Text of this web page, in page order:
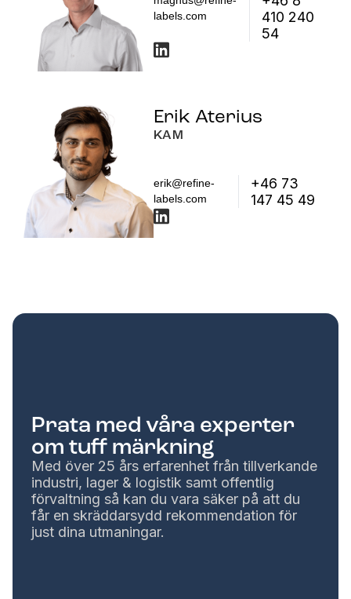
labels.com
410 240
54
Erik Aterius
KAM
erik@refine-
labels.com
+46 73
147 45 49
Prata med våra experter
om tuff märkning
Med över 25 års erfarenhet från tillverkande
industri, lager & logistik samt offentlig
förvaltning så kan du vara säker på att du
får en skräddarsydd rekommendation för
just dina utmaningar.